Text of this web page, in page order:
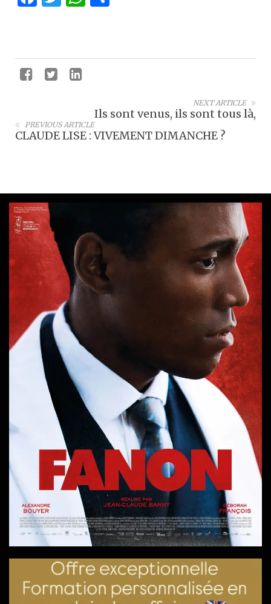
NEXT ARTICLE
Ils sont venus, ils sont tous là,
PREVIOUS ARTICLE
CLAUDE LISE : VIVEMENT DIMANCHE ?